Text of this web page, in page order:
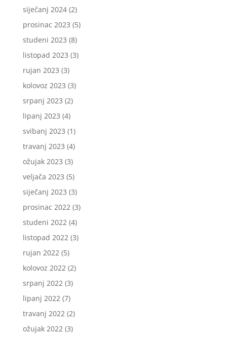
siječanj 2024(2)
prosinac 2023 (5)
studeni 2023 (8)
listopad 2023 (3)
rujan 2023 (3)
kolovoz 2023 (3)
srpanj 2023 (2)
lipanj 2023 (4)
svibanj 2023 (1)
travanj 2023 (4)
ožujak 2023 (3)
veljača 2023 (5)
siječanj 2023 (3)
prosinac 2022(3)
studeni 2022(4)
listopad 2022(3)
rujan 2022(5)
kolovoz 2022(2)
srpanj 2022(3)
lipanj 2022(7)
travanj 2022(2)
ožujak 2022(3)